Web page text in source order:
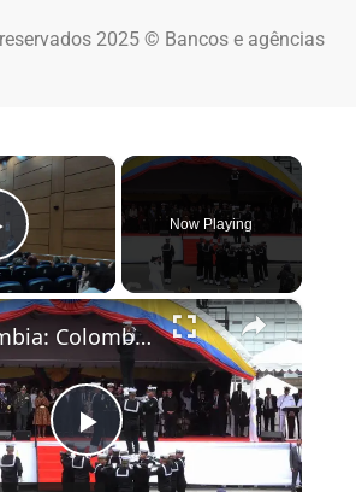
2025 © Bancos e agências
×
Video
Now Playing
×
Play Video
Colombia: Colombia's Independence Day Parade in Bogota.